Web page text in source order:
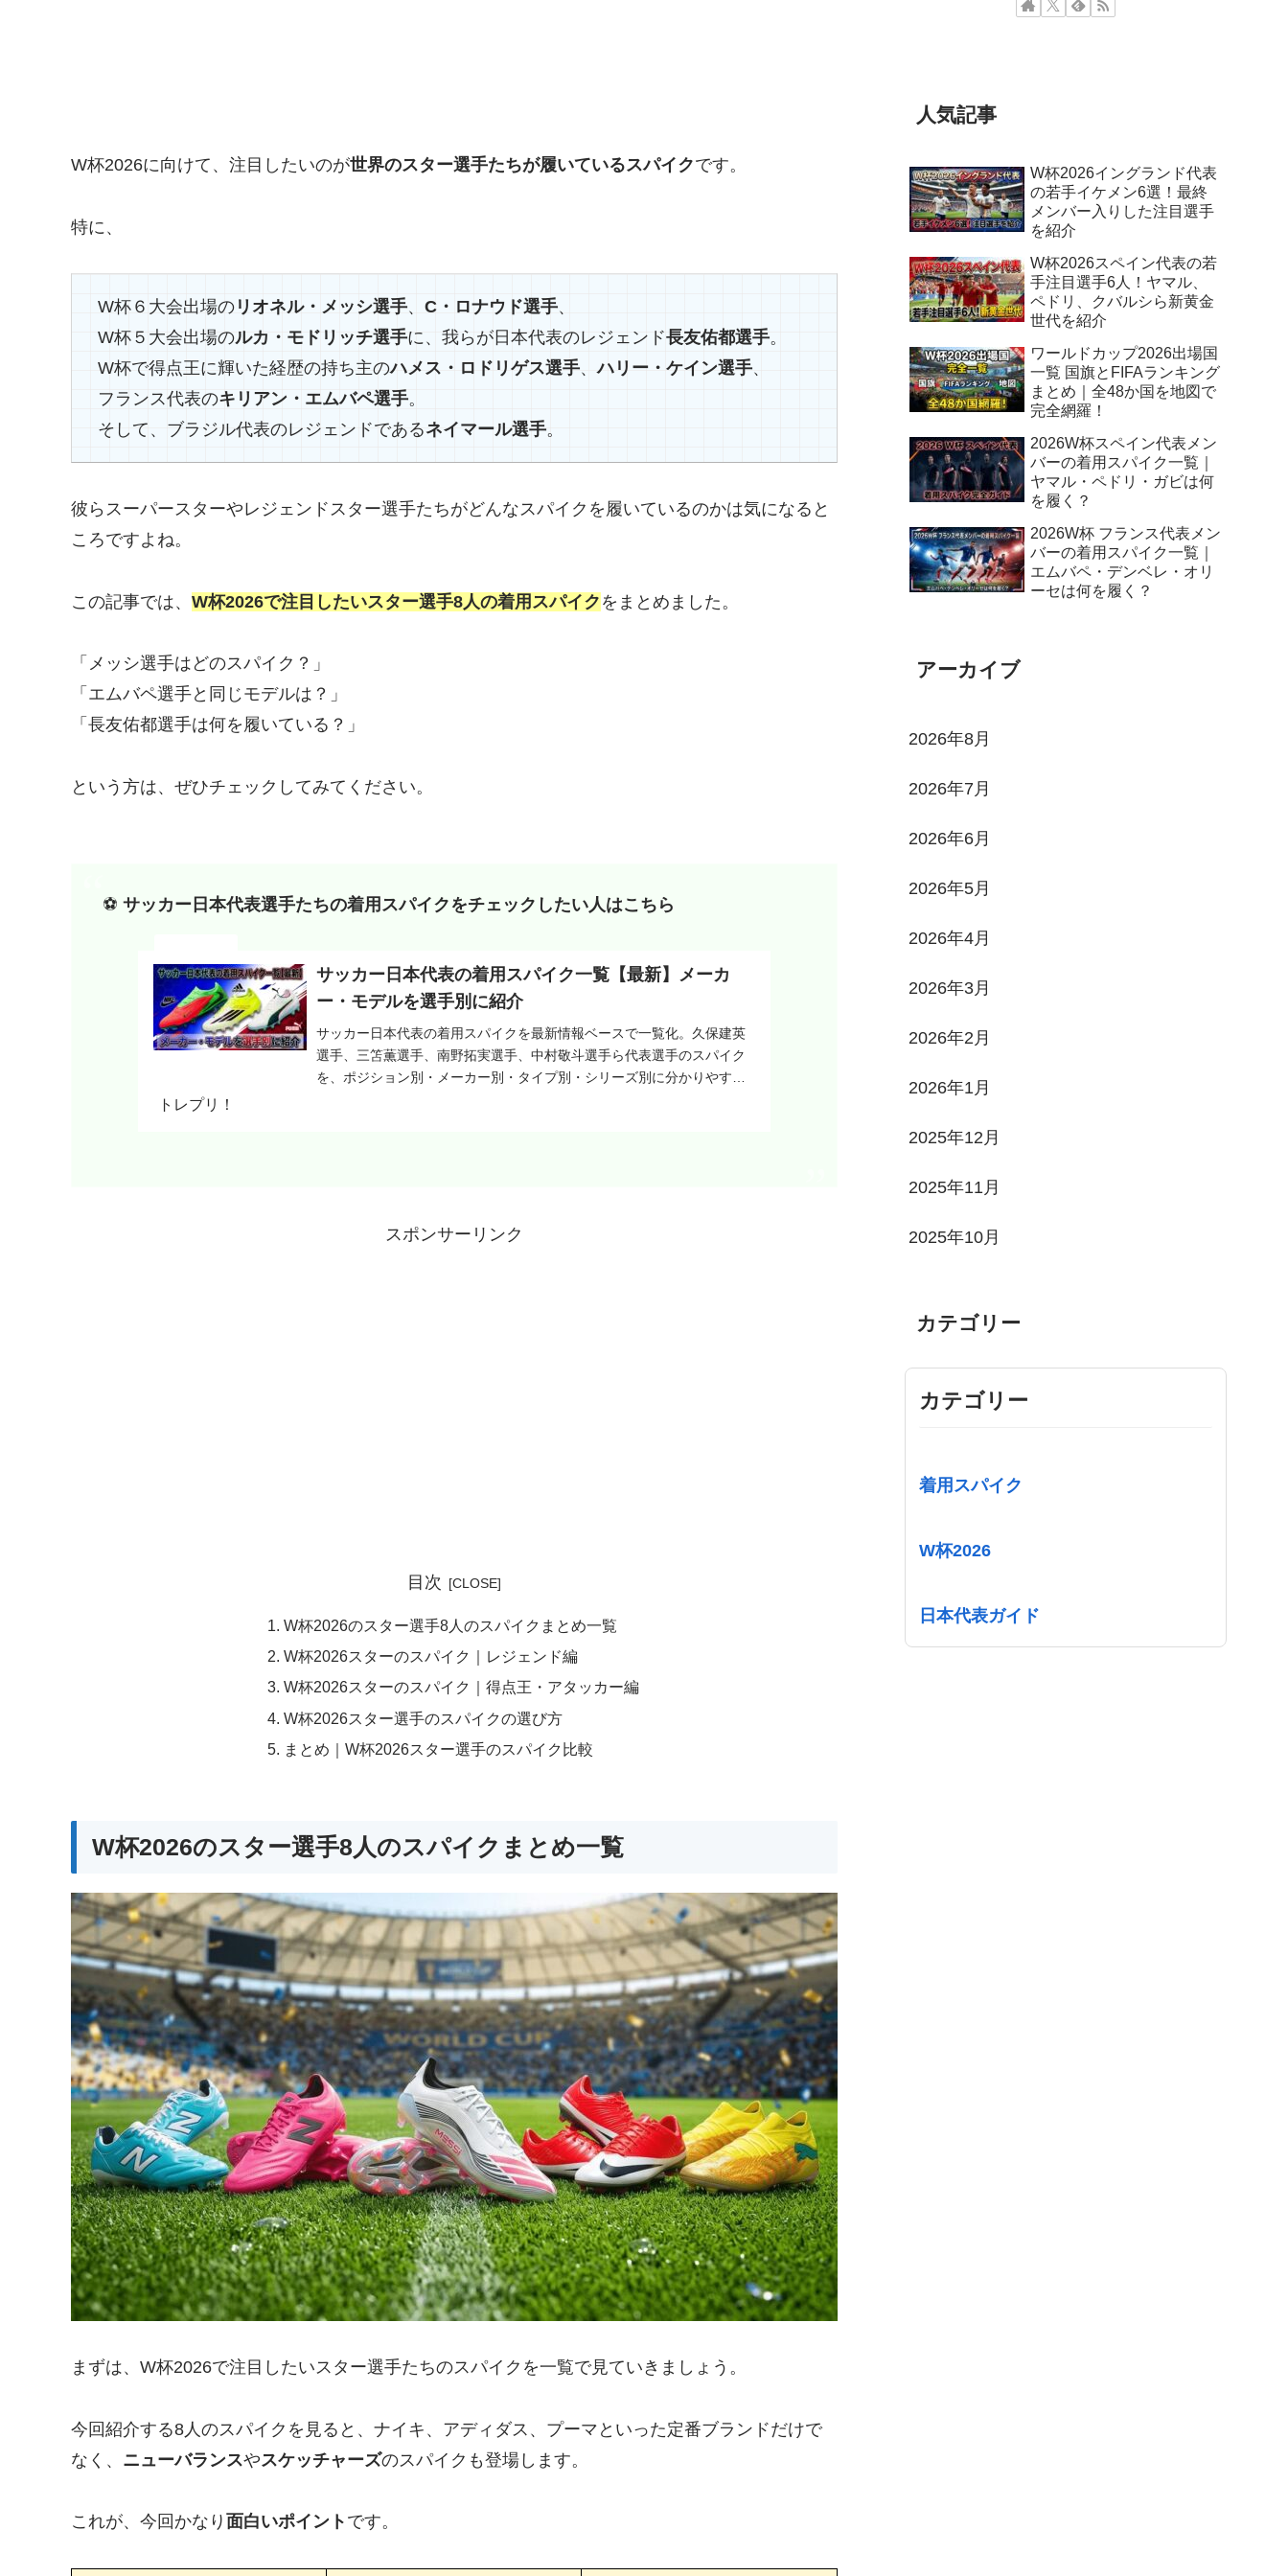
W杯2026に向けて、注目したいのが世界のスター選手たちが履いているスパイクです。
特に、
W杯６大会出場の リオネル・メッシ選手、 C・ロナウド選手、
W杯５大会出場のルカ・モドリッチ選手に、我らが日本代表のレジェンド長友佑都選手。
W杯で得点王に輝いた経歴の持ち主のハメス・ロドリゲス選手、ハリー・ケイン選手、
フランス代表のキリアン・エムバペ選手。
そして、ブラジル代表のレジェンドであるネイマール選手。
彼らスーパースターやレジェンドスター選手たちがどんなスパイクを履いているのかは気になると
ころですよね。
この記事では、 W杯2026で注目したいスター選手8人の着用スパイク をまとめました。
「メッシ選手はどのスパイク？」
「エムバペ選手と同じモデルは？」
「長友佑都選手は何を履いている？」
という方は、ぜひチェックしてみてください。
⚽️サッカー日本代表選手たちの着用スパイクをチェックしたい人はこちら
サッカー日本代表の着用スパイク一覧【最新】メーカ
ー・モデルを選手別に紹介
サッカー日本代表の着用スパイクを最新情報ベースで一覧化。久保建英
選手、三笘薫選手、南野拓実選手、中村敬斗選手ら代表選手のスパイク
を、ポジション別・メーカー別・タイプ別・シリーズ別に分かりやすく
トレプリ！
スポンサーリンク
目次
W杯2026のスター選手8人のスパイクまとめ一覧
W杯2026スターのスパイク｜レジェンド編
W杯2026スターのスパイク｜得点王・アタッカー編
W杯2026スター選手のスパイクの選び方
まとめ｜W杯2026スター選手のスパイク比較
W杯2026のスター選手8人のスパイクまとめ一覧
まずは、W杯2026で注目したいスター選手たちのスパイクを一覧で見ていきましょう。
今回紹介する8人のスパイクを見ると、ナイキ、アディダス、プーマといった定番ブランドだけで
なく、 ニューバランスやスケッチャーズのスパイクも登場します。
これが、今回かなり 面白いポイント です。
人気記事
W杯2026イングランド代表
の若手イケメン6選！最終
メンバー入りした注目選手
を紹介
W杯2026スペイン代表の若
手注目選手6人！ヤマル、
ペドリ、クバルシら新黄金
世代を紹介
ワールドカップ2026出場国
一覧 国旗とFIFAランキング
まとめ｜全48か国を地図で
完全網羅！
2026W杯スペイン代表メン
バーの着用スパイク一覧｜
ヤマル・ペドリ・ガビは何
を履く？
2026W杯 フランス代表メン
バーの着用スパイク一覧｜
エムバペ・デンベレ・オリ
ーセは何を履く？
アーカイブ
2026年8月
2026年7月
2026年6月
2026年5月
2026年4月
2026年3月
2026年2月
2026年1月
2025年12月
2025年11月
2025年10月
カテゴリー
カテゴリー
着用スパイク
W杯2026
日本代表ガイド